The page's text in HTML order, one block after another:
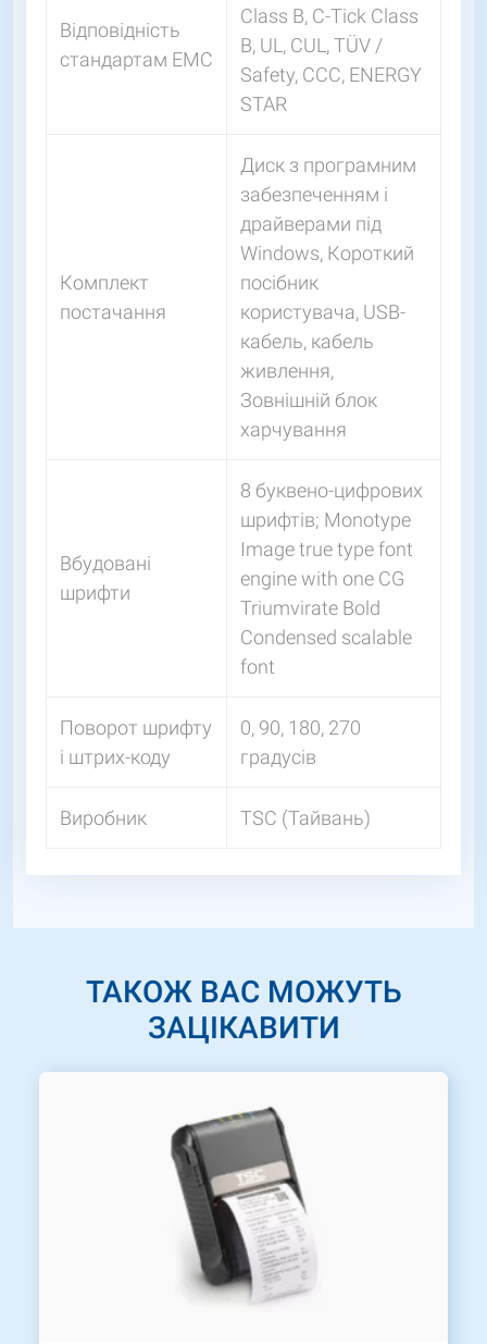
Відповідність
стандартам EMC
Class B, C-Tick Class
B, UL, CUL, TÜV /
Safety, CCC, ENERGY
STAR
Комплект
постачання
Диск з програмним
забезпеченням і
драйверами під
Windows, Короткий
посібник
користувача, USB-
кабель, кабель
живлення,
Зовнішній блок
харчування
Вбудовані
шрифти
8 буквено-цифрових
шрифтів; Monotype
Image true type font
engine with one CG
Triumvirate Bold
Condensed scalable
font
Поворот шрифту
і штрих-коду
0, 90, 180, 270
градусів
Виробник TSC (Тайвань)
ТАКОЖ ВАС МОЖУТЬ
ЗАЦІКАВИТИ